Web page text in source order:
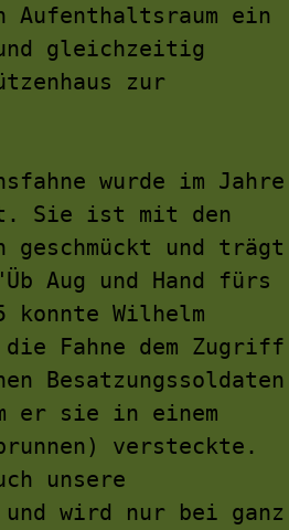
Aufenthaltsraum ein
gleichzeitig
zur
wurde im Jahre
Sie ist mit den
geschmückt und trägt
Aug und Hand fürs
konnte Wilhelm
Fahne dem Zugriff
Besatzungssoldaten
er sie in einem
versteckte.
unsere
wird nur bei ganz